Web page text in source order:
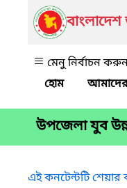
মেনু নির্বাচন
উপজেলা যুব
এই কনটেন্টটি